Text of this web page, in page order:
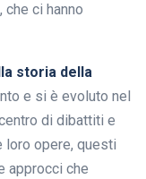
, che ci hanno
storia della
e si è evoluto nel
di dibattiti e
loro opere, questi
approcci che